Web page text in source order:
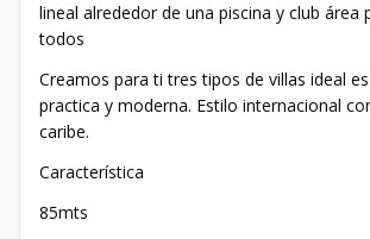
lineal alrededor de una piscina y club área
todos
Creamos para ti tres tipos de villas ideal
practica y moderna. Estilo internacional
caribe.
Característica
85mts